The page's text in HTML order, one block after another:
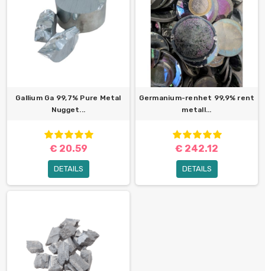
Gallium Ga 99,7% Pure Metal
Nugget...
€ 20.59
DETAILS
Germanium-renhet 99,9% rent
metall...
€ 242.12
DETAILS